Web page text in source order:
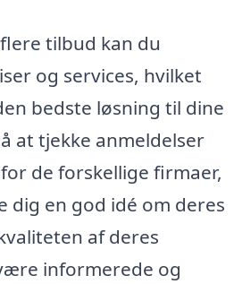
tilbud kan du
og services, hvilket
bedste løsning til dine
at tjekke anmeldelser
de forskellige firmaer,
dig en god idé om deres
af deres
informerede og